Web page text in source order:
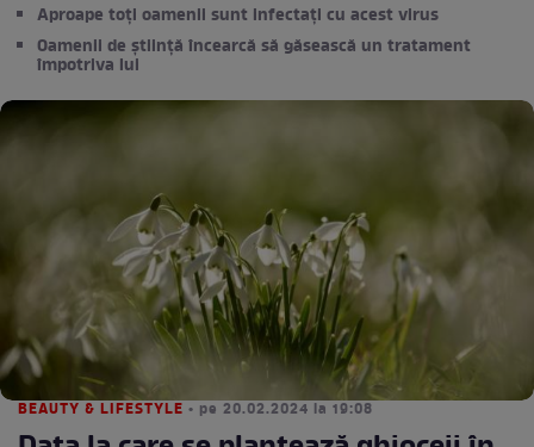
Aproape toți oamenii sunt infectați cu acest virus
Oamenii de știință încearcă să găsească un tratament
împotriva lui
BEAUTY & LIFESTYLE • pe 20.02.2024 la 19:08